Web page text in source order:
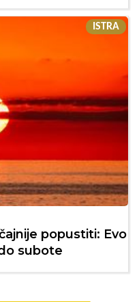
ISTRA
popustiti: Evo
subote